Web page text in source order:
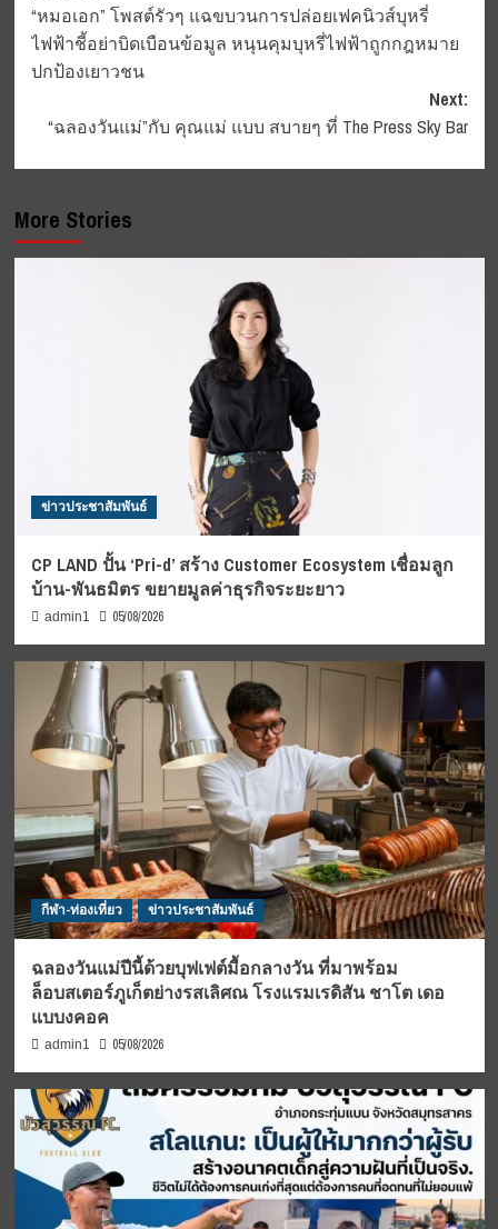
navigation
“หมอเอก” โพสต์รัวๆ แฉขบวนการปล่อยเฟคนิวส์บุหรี่
ไฟฟ้าชี้อย่าบิดเบือนข้อมูล หนุนคุมบุหรี่ไฟฟ้าถูกกฎหมาย
ปกป้องเยาวชน
Next:
“ฉลองวันแม่”กับ คุณแม่ แบบ สบายๆ ที่ The Press Sky Bar
More Stories
ข่าวประชาสัมพันธ์
CP LAND ปั้น ‘Pri-d’ สร้าง Customer Ecosystem เชื่อมลูก
บ้าน-พันธมิตร ขยายมูลค่าธุรกิจระยะยาว
admin1 05/08/2026
กีฬา-ท่องเที่ยว ข่าวประชาสัมพันธ์
ฉลองวันแม่ปีนี้ด้วยบุฟเฟต์มื้อกลางวัน ที่มาพร้อม
ล็อบสเตอร์ภูเก็ตย่างรสเลิศณ โรงแรมเรดิสัน ชาโต เดอ
แบบงคอค
admin1 05/08/2026